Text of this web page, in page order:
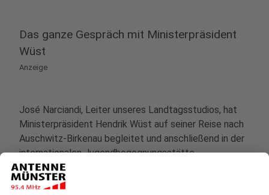
Das ganze Gespräch mit Ministerpräsident
Wüst
Anzeige
José Narciandi, Leiter unseres Landtagsstudios, hat
Ministerpräsident Hendrik Wüst auf seiner Reise nach
Auschwitz-Birkenau begleitet und anschließend in der
internationalen Jugendbegegnungsstätte
Oświęcim/Auschwitz zusammen mit anderen
Journalistinnen und Journalisten gesprochen. Die